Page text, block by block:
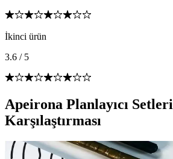
İkinci ürün
3.6 / 5
Apeirona Planlayıcı Setleri
Karşılaştırması